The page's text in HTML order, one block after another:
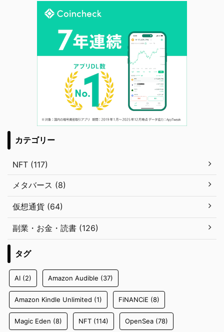
カテゴリー
NFT (117)
メタバース (8)
仮想通貨 (64)
副業・お金・読書 (126)
タグ
AI (2) Amazon Audible (37)
Amazon Kindle Unlimited (1) FiNANCiE (8)
Magic Eden (8) NFT (114) OpenSea (78)